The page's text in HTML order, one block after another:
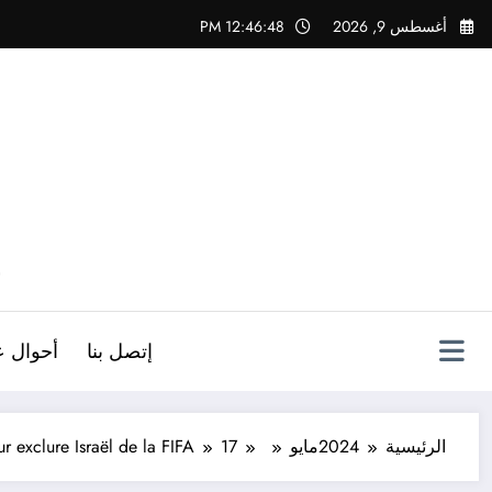
التجاوز
إلى
أغسطس 9, 2026 12:46:49 PM
إتصل بنا أحوال
الرئيسية 2024مايو 17
exclure Israël de la FIFA